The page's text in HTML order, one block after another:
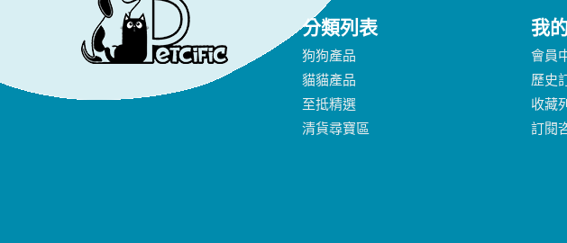
分類列表
狗狗產品
貓貓產品
至抵精選
清貨尋寶區
我
會員
歷史
收藏
訂閱